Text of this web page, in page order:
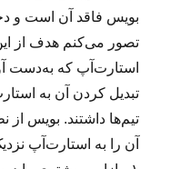
بویس فاقد آن است و
تصور می‌کنم هدف از
استارت‌آپ که به‌دست
تبدیل کردن آن به
تیم‌ها داشتند. بویس
آن را به استارت‌آپ